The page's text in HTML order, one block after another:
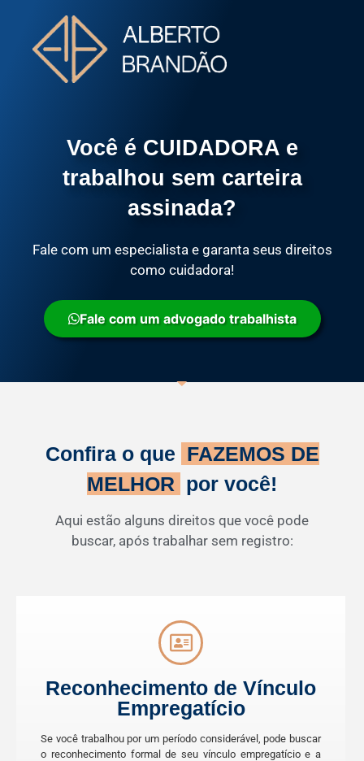
Você é CUIDADORA e
trabalhou sem carteira
assinada?
Fale com um especialista e garanta seus direitos
como cuidadora!
Fale com um advogado trabalhista
Confira o que FAZEMOS DE
MELHOR por você!
Aqui estão alguns direitos que você pode
buscar, após trabalhar sem registro:
Reconhecimento de Vínculo
Empregatício
Se você trabalhou por um período considerável, pode buscar
o reconhecimento formal de seu vínculo empregatício e a